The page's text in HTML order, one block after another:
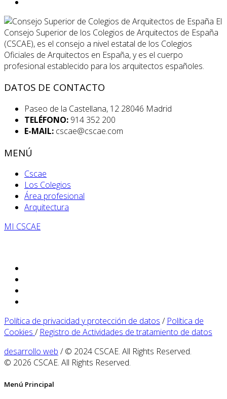
El
Consejo Superior de los Colegios de Arquitectos de España
(CSCAE), es el consejo a nivel estatal de los Colegios
Oficiales de Arquitectos en España, y es el cuerpo
profesional establecido para los arquitectos españoles.
DATOS DE CONTACTO
Paseo de la Castellana, 12 28046 Madrid
TELÉFONO: 914 352 200
E-MAIL: cscae@cscae.com
MENÚ
Cscae
Los Colegios
Área profesional
Arquitectura
MI CSCAE
Política de privacidad y protección de datos / Política de
Cookies / Registro de Actividades de tratamiento de datos
desarrollo web / © 2024 CSCAE. All Rights Reserved.
© 2026 CSCAE. All Rights Reserved.
Menú Principal